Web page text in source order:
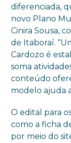
diferenciada,
novo Plano
Cinira Sousa,
de Itaboraí.
Cardozo é
soma
conteúdo
modelo ajuda
O edital para
como a ficha
por meio do